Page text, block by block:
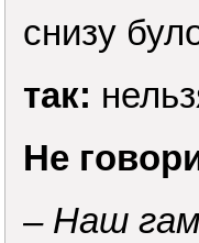
снизу
так:
Не
– Наш